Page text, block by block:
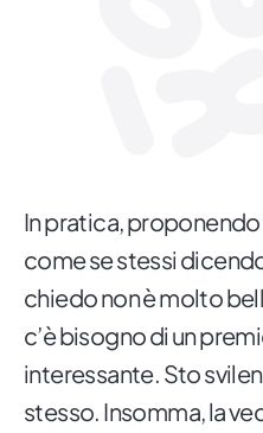
In pratica,
come se stessi
chiedo non è molto
c’è bisogno di un
interessante. Sto
stesso. Insomma, la